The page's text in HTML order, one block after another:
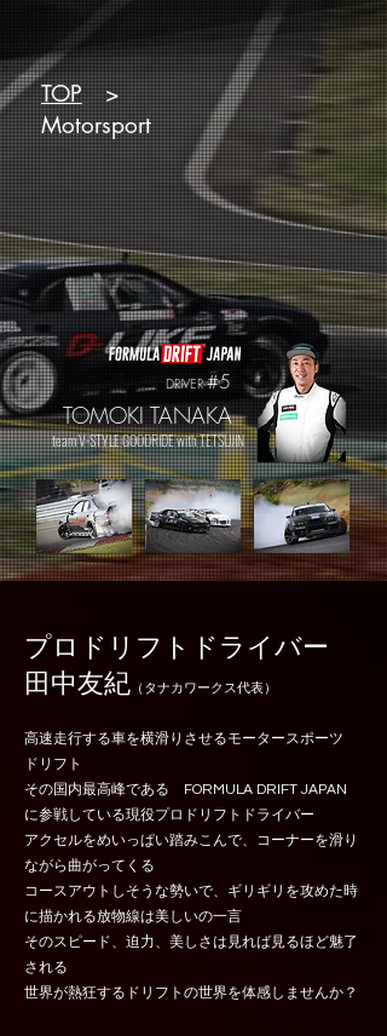
​TOP>
Motorsport
TOMOKI TANAKA
team V-STYLE GOODRIDE with TETSUJIN
DRIVER#5
​プロドリフトドライバー
田中友紀 （タナカワークス代表）
高速走行する車を横滑りさせるモータースポーツ
ドリフト
その国内最高峰である FORMULA DRIFT JAPAN
に参戦している現役プロドリフトドライバー
アクセルをめいっぱい踏みこんで、コーナーを滑り
ながら曲がってくる
コースアウトしそうな勢いで、ギリギリを攻めた時
に描かれる放物線は美しいの一言
そのスピード、迫力、美しさは見れば見るほど魅了
される
​世界が熱狂するドリフトの世界を体感しませんか？